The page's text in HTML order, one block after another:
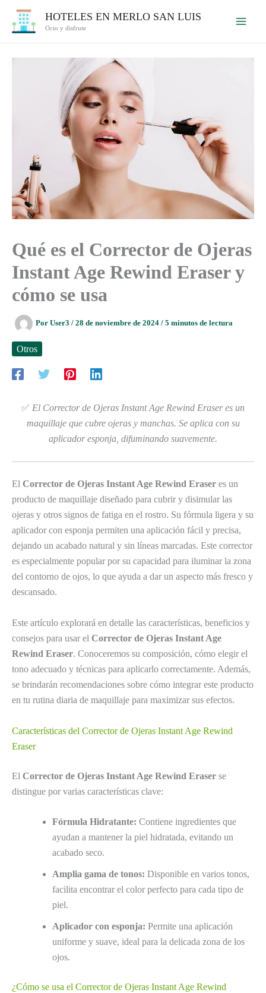
HOTELES EN MERLO SAN LUIS
Ocio y disfrute
Qué es el Corrector de Ojeras
Instant Age Rewind Eraser y
cómo se usa
Por User3 / 28 de noviembre de 2024 / 5 minutos de lectura
Otros
✅ El Corrector de Ojeras Instant Age Rewind Eraser es un
maquillaje que cubre ojeras y manchas. Se aplica con su
aplicador esponja, difuminando suavemente.
El Corrector de Ojeras Instant Age Rewind Eraser es un
producto de maquillaje diseñado para cubrir y disimular las
ojeras y otros signos de fatiga en el rostro. Su fórmula ligera y su
aplicador con esponja permiten una aplicación fácil y precisa,
dejando un acabado natural y sin líneas marcadas. Este corrector
es especialmente popular por su capacidad para iluminar la zona
del contorno de ojos, lo que ayuda a dar un aspecto más fresco y
descansado.
Este artículo explorará en detalle las características, beneficios y
consejos para usar el Corrector de Ojeras Instant Age
Rewind Eraser. Conoceremos su composición, cómo elegir el
tono adecuado y técnicas para aplicarlo correctamente. Además,
se brindarán recomendaciones sobre cómo integrar este producto
en tu rutina diaria de maquillaje para maximizar sus efectos.
Características del Corrector de Ojeras Instant Age Rewind
Eraser
El Corrector de Ojeras Instant Age Rewind Eraser se
distingue por varias características clave:
Fórmula Hidratante: Contiene ingredientes que
ayudan a mantener la piel hidratada, evitando un
acabado seco.
Amplia gama de tonos: Disponible en varios tonos,
facilita encontrar el color perfecto para cada tipo de
piel.
Aplicador con esponja: Permite una aplicación
uniforme y suave, ideal para la delicada zona de los
ojos.
¿Cómo se usa el Corrector de Ojeras Instant Age Rewind